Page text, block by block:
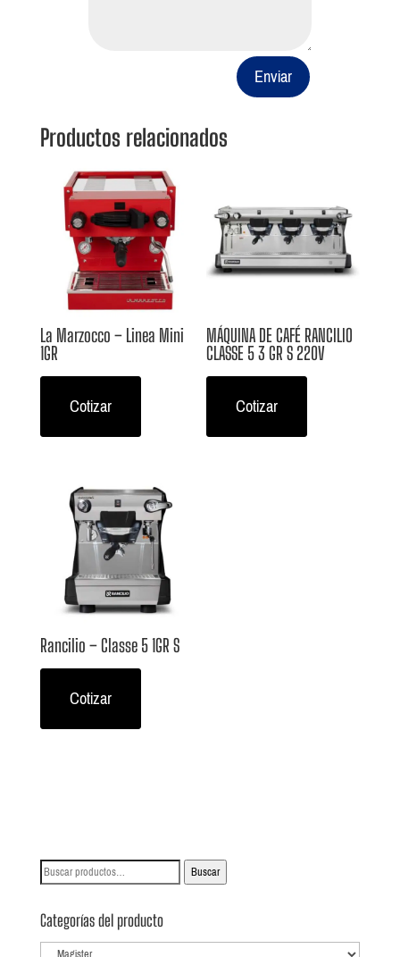
Enviar
Productos relacionados
La Marzocco – Linea Mini
1GR
Cotizar
MÁQUINA DE CAFÉ RANCILIO
CLASSE 5 3 GR S 220V
Cotizar
Rancilio – Classe 5 1GR S
Cotizar
Buscar
Buscar
Categorías del producto